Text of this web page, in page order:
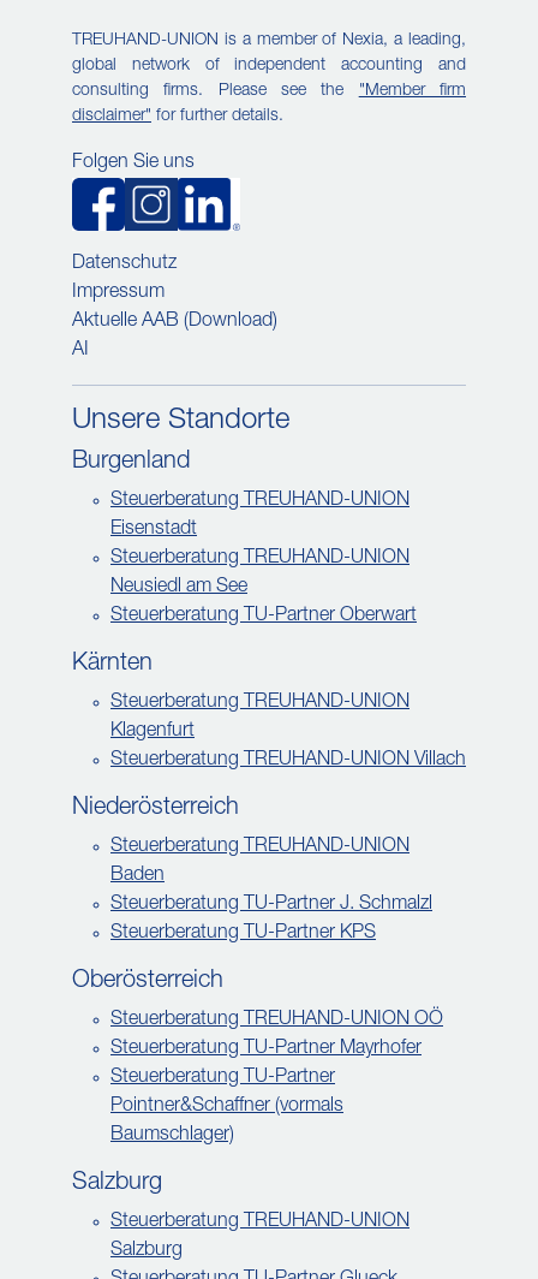
TREUHAND-UNION is a member of Nexia, a leading,
global network of independent accounting and
consulting firms. Please see the "Member firm
disclaimer" for further details.
Datenschutz
Impressum
Aktuelle AAB (Download)
AI
Folgen Sie uns
Unsere Standorte
Burgenland
Steuerberatung TREUHAND-UNION
Eisenstadt
Steuerberatung TREUHAND-UNION
Neusiedl am See
Steuerberatung TU-Partner Oberwart
Kärnten
Steuerberatung TREUHAND-UNION
Klagenfurt
Steuerberatung TREUHAND-UNION Villach
Niederösterreich
Steuerberatung TREUHAND-UNION
Baden
Steuerberatung TU-Partner J. Schmalzl
Steuerberatung TU-Partner KPS
Oberösterreich
Steuerberatung TREUHAND-UNION OÖ
Steuerberatung TU-Partner Mayrhofer
Steuerberatung TU-Partner
Pointner&Schaffner (vormals
Baumschlager)
Salzburg
Steuerberatung TREUHAND-UNION
Salzburg